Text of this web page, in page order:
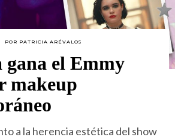
POR PATRICIA ARÉVALOS
el Emmy
makeup
a la herencia estética del show